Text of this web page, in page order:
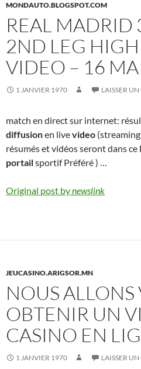
MONDAUTO.BLOGSPOT.COM
REAL MADRID
2ND LEG
VIDEO – 16
1 JANVIER 1970 LAISSER
match en direct sur internet:
diffusionen livevideo
résumés et vidéos seront dans
portailsportif Préféré ) …
Original post bynewslink
JEUCASINO.ARIGSOR.MN
NOUS ALLONS
OBTENIR UN
CASINO EN
1 JANVIER 1970 LAISSER